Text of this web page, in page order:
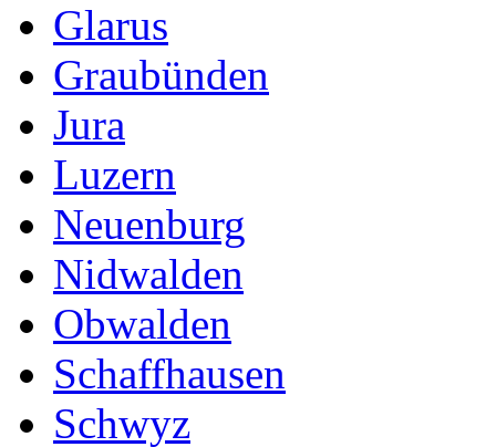
Glarus
Graubünden
Jura
Luzern
Neuenburg
Nidwalden
Obwalden
Schaffhausen
Schwyz